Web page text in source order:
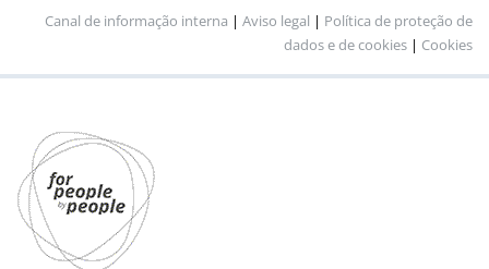
Canal de informação interna | Aviso legal | Política de proteção de
dados e de cookies | Cookies